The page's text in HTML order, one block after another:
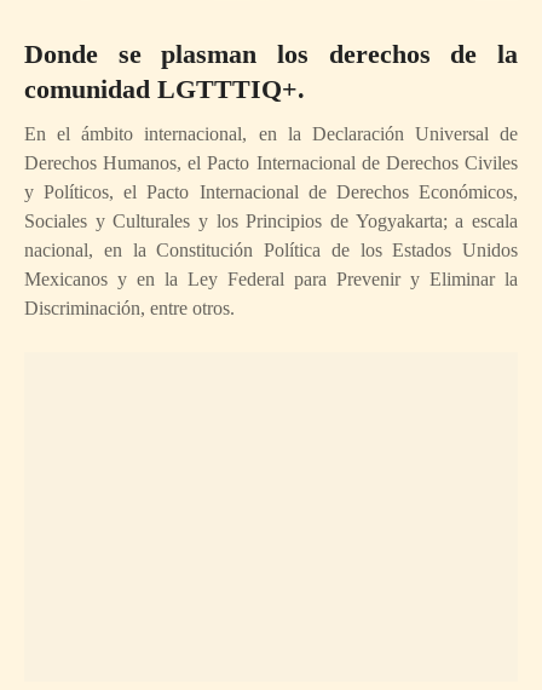
Donde se plasman los derechos de la
comunidad LGTTTIQ+.
En el ámbito internacional, en la Declaración Universal de
Derechos Humanos, el Pacto Internacional de Derechos Civiles
y Políticos, el Pacto Internacional de Derechos Económicos,
Sociales y Culturales y los Principios de Yogyakarta; a escala
nacional, en la Constitución Política de los Estados Unidos
Mexicanos y en la Ley Federal para Prevenir y Eliminar la
Discriminación, entre otros.